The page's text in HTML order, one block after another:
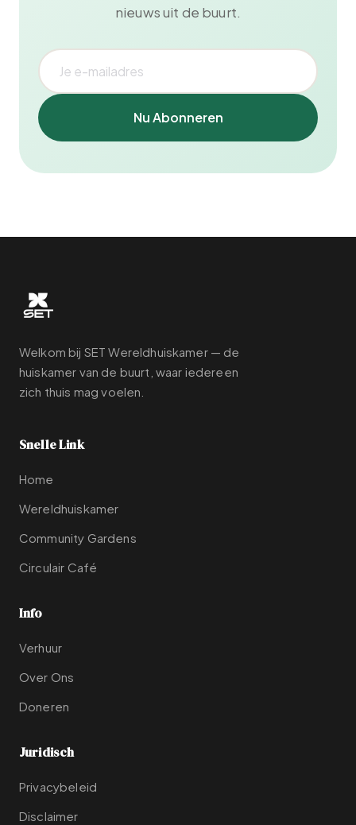
nieuws uit de buurt.
Nu Abonneren
Welkom bij SET Wereldhuiskamer — de
huiskamer van de buurt, waar iedereen
zich thuis mag voelen.
Snelle Link
Home
Wereldhuiskamer
Community Gardens
Circulair Café
Info
Verhuur
Over Ons
Doneren
Juridisch
Privacybeleid
Disclaimer